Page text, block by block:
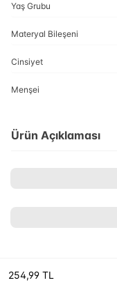
254,99 TL
Yaş Grubu
Materyal Bileşeni
Cinsiyet
Menşei
Ürün Açıklaması